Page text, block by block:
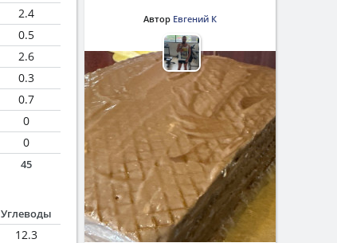
2.4
0.5
2.6
0.3
0.7
0
0
45
Углеводы
12.3
Автор Евгений К